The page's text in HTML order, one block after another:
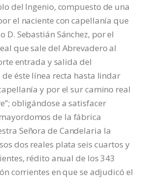
del Ingenio, compuesto de una
el naciente con capellanía que
D. Sebastián Sánchez, por el
que sale del Abrevadero al
entrada y salida del
éste línea recta hasta lindar
y por el sur camino real
obligándose a satisfacer
de la fábrica
Señora de Candelaria la
dos reales plata seis cuartos y
rédito anual de los 343
corrientes en que se adjudicó el